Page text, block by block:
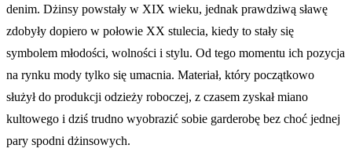
denim. Dżinsy powstały w XIX wieku, jednak prawdziwą sławę
zdobyły dopiero w połowie XX stulecia, kiedy to stały się
symbolem młodości, wolności i stylu. Od tego momentu ich pozycja
na rynku mody tylko się umacnia. Materiał, który początkowo
służył do produkcji odzieży roboczej, z czasem zyskał miano
kultowego i dziś trudno wyobrazić sobie garderobę bez choć jednej
pary spodni dżinsowych.